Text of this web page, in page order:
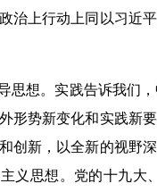
治上行动上同以习近
想。实践告诉我们
形势新变化和实践新
创新，以全新的视野
义思想。党的十九大